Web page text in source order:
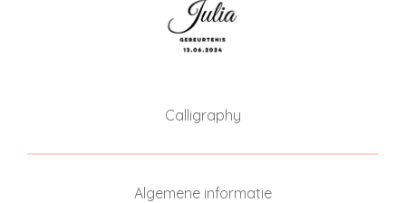
Calligraphy
Algemene informatie